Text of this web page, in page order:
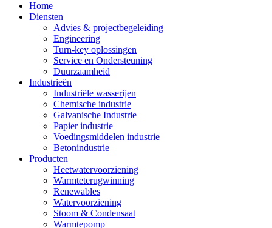
Home
Diensten
Advies & projectbegeleiding
Engineering
Turn-key oplossingen
Service en Ondersteuning
Duurzaamheid
Industrieën
Industriële wasserijen
Chemische industrie
Galvanische Industrie
Papier industrie
Voedingsmiddelen industrie
Betonindustrie
Producten
Heetwatervoorziening
Warmteterugwinning
Renewables
Watervoorziening
Stoom & Condensaat
Warmtepomp